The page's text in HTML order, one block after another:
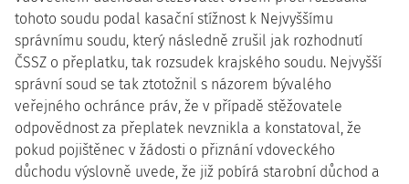
tohoto soudu podal kasační stížnost k Nejvyššímu
správnímu soudu, který následně zrušil jak rozhodnutí
ČSSZ o přeplatku, tak rozsudek krajského soudu. Nejvyšší
správní soud se tak ztotožnil s názorem bývalého
veřejného ochránce práv, že v případě stěžovatele
odpovědnost za přeplatek nevznikla a konstatoval, že
pokud pojištěnec v žádosti o přiznání vdoveckého
důchodu výslovně uvede, že již pobírá starobní důchod a